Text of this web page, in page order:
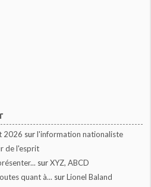
2026 surl'information nationaliste
de l'esprit
surXYZ, ABCD
quant à... surLionel Baland